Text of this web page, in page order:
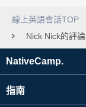
線上英語會話TOP
Nick Nick的評論
NativeCamp.
指南